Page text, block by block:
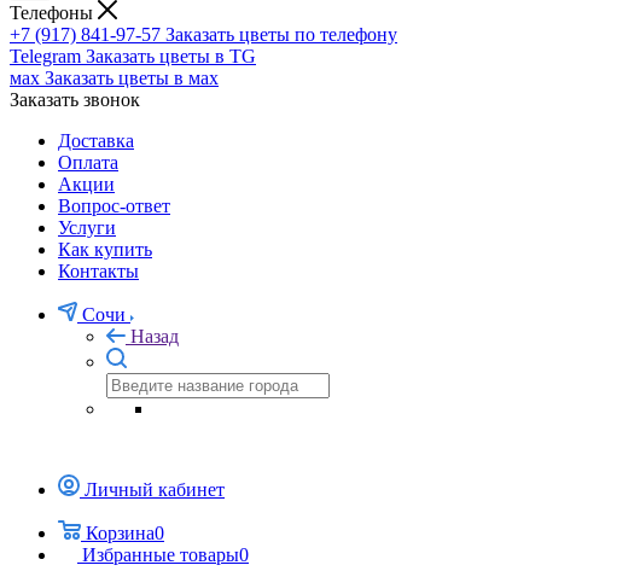
Телефоны
+7 (917) 841-97-57 Заказать цветы по телефону
Telegram Заказать цветы в TG
мах Заказать цветы в мах
Заказать звонок
Доставка
Оплата
Акции
Вопрос-ответ
Услуги
Как купить
Контакты
Сочи
Назад
Личный кабинет
Корзина0
Избранные товары0